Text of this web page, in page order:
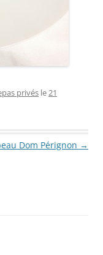
privés le21
Dom Pérignon →